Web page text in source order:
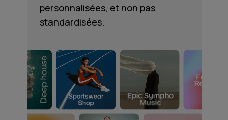
personnalisées, et non pas
standardisées.